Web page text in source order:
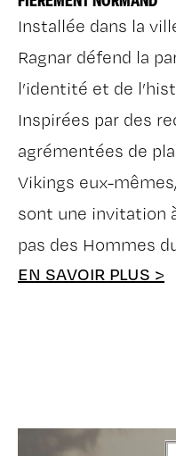
Installée dans la
Ragnar défend la
l’identité et de
Inspirées par des
agrémentées de
Vikings eux-
sont une invitation
pas des Hommes
EN SAVOIR PLUS >